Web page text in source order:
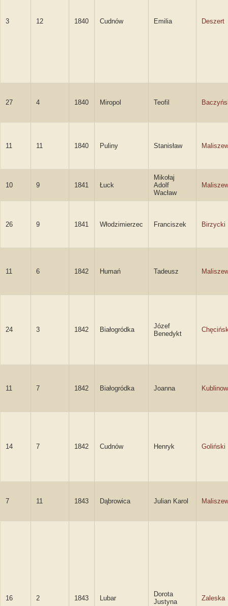
3 12 1840 Cudnów Emilia Deszert
27 4 1840 Miropol Teofil
11 11 1840 Puliny Stanisław
10 9 1841 Łuck
Mikołaj
Adolf
Wacław
26 9 1841 Włodzimierzec Franciszek Birzycki
11 6 1842 Humań Tadeusz
24 3 1842 Białogródka
Józef
Benedykt
11 7 1842 Białogródka Joanna
14 7 1842 Cudnów Henryk Goliński
7 11 1843 Dąbrowica Julian Karol
16 2 1843 Lubar
Dorota
Justyna
Zaleska